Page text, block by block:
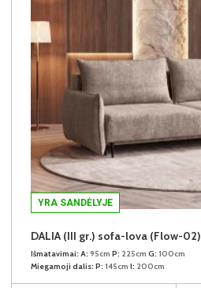
YRA SANDĖLYJE
DALIA (III gr.) sofa-lova (Flow-02)
Išmatavimai: A: 95cm P: 225cm G: 100cm
Miegamoji dalis: P: 145cm I: 200cm